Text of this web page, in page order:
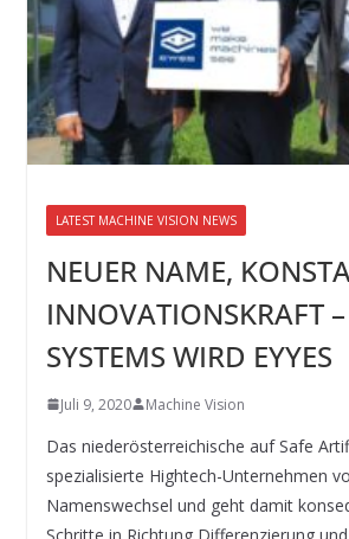
LATEST MACHINE VISION NEWS
NEUER NAME,
INNOVATIONSKRAFT
SYSTEMS WIRD EYYES
Juli 9, 2020 Machine Vision
Das niederösterreichische auf Safe
spezialisierte Hightech-Unternehmen
Namenswechsel und geht damit
Schritte in Richtung Differenzierung